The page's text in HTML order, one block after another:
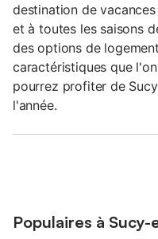
destination de
et à toutes les saisons
des options de
caractéristiques que
pourrez profiter de
l'année.
Populaires à Sucy-